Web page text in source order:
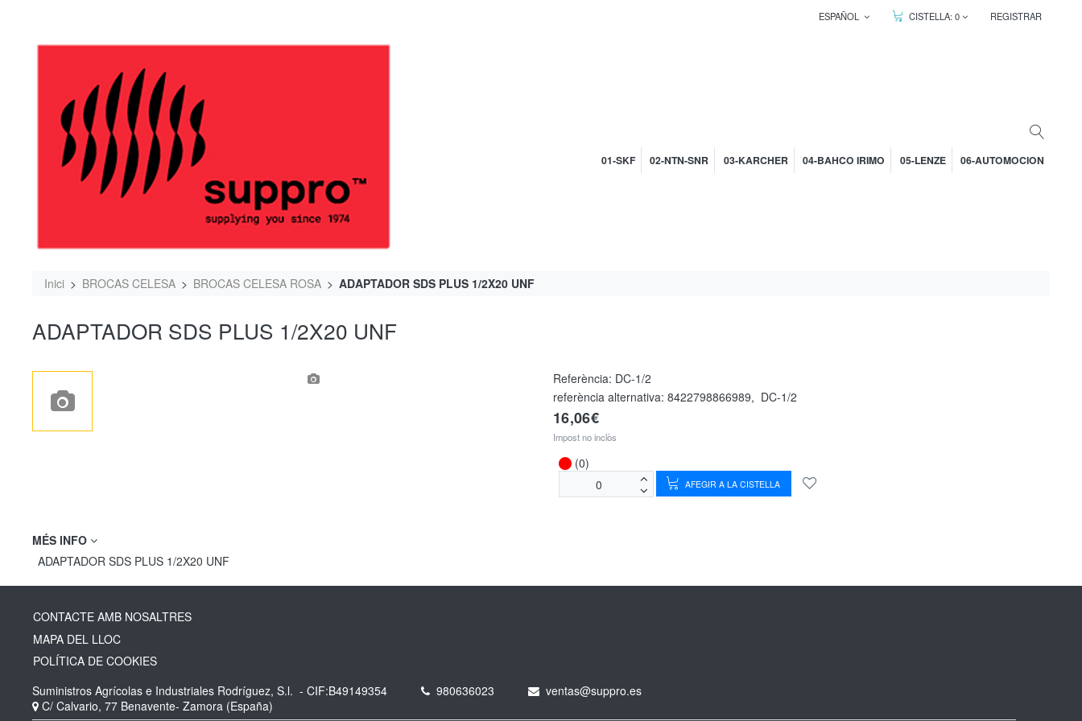
ESPAÑOL CISTELLA:0 REGISTRAR
01-SKF 02-NTN-SNR 03-KARCHER 04-BAHCO IRIMO 05-LENZE 06-AUTOMOCION
Inici BROCAS CELESA BROCAS CELESA ROSA ADAPTADOR SDS PLUS 1/2X20 UNF
ADAPTADOR SDS PLUS 1/2X20 UNF
Referència: DC-1/2
referència alternativa: 8422798866989, DC-1/2
16,06€
Impost no inclòs
(0)
AFEGIR A LA CISTELLA
MÉS INFO
ADAPTADOR SDS PLUS 1/2X20 UNF
CONTACTE AMB NOSALTRES
MAPA DEL LLOC
POLÍTICA DE COOKIES
Suministros Agrícolas e Industriales Rodríguez, S.l. - CIF:B49149354
C/ Calvario, 77 Benavente- Zamora (España)
980636023 ventas@suppro.es